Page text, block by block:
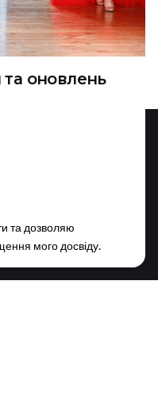
your device.
та оновлень
та дозволяю
мого досвіду.